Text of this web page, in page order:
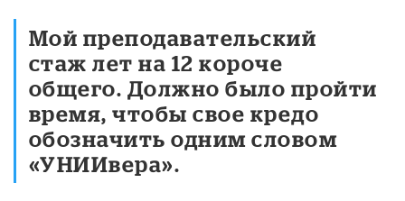
Мой преподавательский
стаж лет на 12 короче
общего. Должно было пройти
время, чтобы свое кредо
обозначить одним словом
«УНИИвера».